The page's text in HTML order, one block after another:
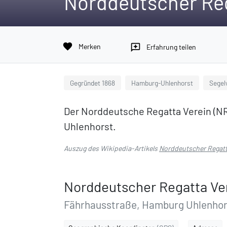
favorite Merken reviews Erfahrung teilen
Gegründet 1868 Hamburg-Uhlenhorst
Der Norddeutsche Regatta Verein
Uhlenhorst.
Auszug des Wikipedia-ArtikelsNorddeutscher
Norddeutscher Regatta
Fährhausstraße, Hamburg